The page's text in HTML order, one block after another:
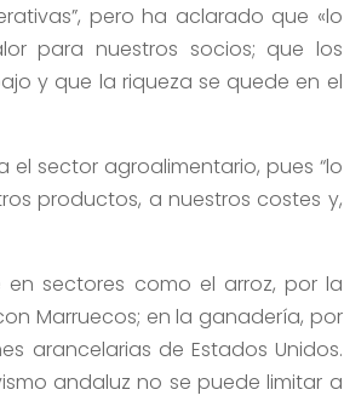
pero ha aclarado que «lo
para nuestros socios; que los
y que la riqueza se quede en el
sector agroalimentario, pues “lo
productos, a nuestros costes y,
sectores como el arroz, por la
Marruecos; en la ganadería, por
arancelarias de Estados Unidos.
andaluz no se puede limitar a